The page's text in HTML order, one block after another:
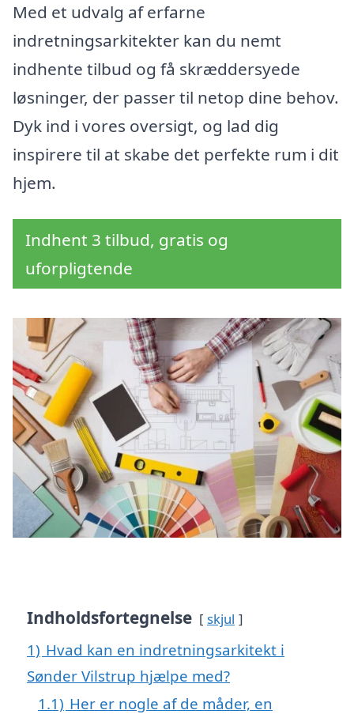
Med et udvalg af erfarne
indretningsarkitekter kan du nemt
indhente tilbud og få skræddersyede
løsninger, der passer til netop dine behov.
Dyk ind i vores oversigt, og lad dig
inspirere til at skabe det perfekte rum i dit
hjem.
Indhent 3 tilbud, gratis og
uforpligtende
Indholdsfortegnelse skjul
1) Hvad kan en indretningsarkitekt i
Sønder Vilstrup hjælpe med?
1.1) Her er nogle af de måder, en